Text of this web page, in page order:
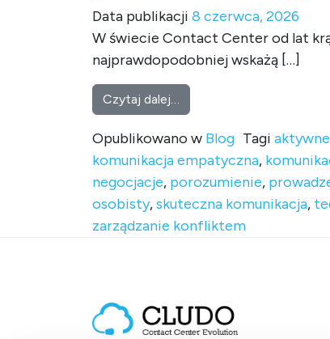
Data publikacji 8 czerwca, 2026
W świecie Contact Center od lat
najprawdopodobniej wskażą […]
Czytaj dalej…
Opublikowano w Blog Tagi aktywne
komunikacja empatyczna,
negocjacje, porozumienie,
osobisty,skuteczna komunikacja,
zarządzanie konfliktem